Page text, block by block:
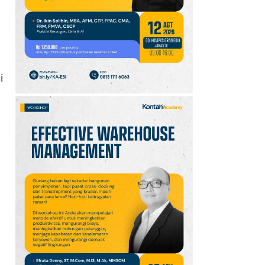
10 Promo JSM Superindo
7–9 Agustus 2026,
Minyak Goreng Rp37.900
hingga Buah Diskon 50%